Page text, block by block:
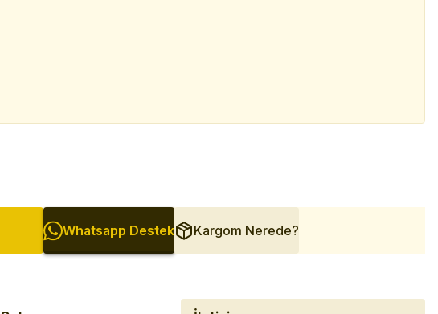
Whatsapp Destek Kargom Nerede?